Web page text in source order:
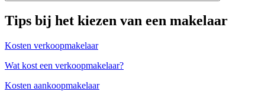
Tips bij het kiezen van een makelaar
Kosten verkoopmakelaar
Wat kost een verkoopmakelaar?
Kosten aankoopmakelaar